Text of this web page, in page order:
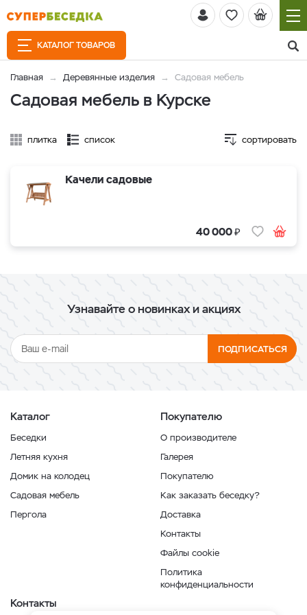
КАТАЛОГ ТОВАРОВ
Главная Деревянные изделия Садовая мебель
Садовая мебель в Курске
плитка список сортировать
Качели садовые
40 000₽
Узнавайте о новинках и акциях
ПОДПИСАТЬСЯ
Каталог
Беседки
Летняя кухня
Домик на колодец
Садовая мебель
Пергола
Покупателю
О производителе
Галерея
Покупателю
Как заказать беседку?
Доставка
Контакты
Файлы cookie
Политика
конфиденциальности
Контакты